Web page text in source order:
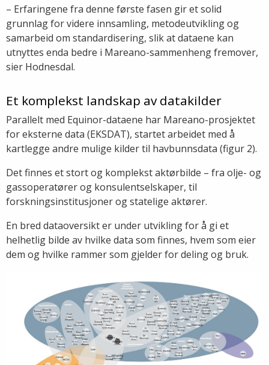
– Erfaringene fra denne første fasen gir et solid
grunnlag for videre innsamling, metodeutvikling og
samarbeid om standardisering, slik at dataene kan
utnyttes enda bedre i Mareano-sammenheng fremover,
sier Hodnesdal.
Et komplekst landskap av datakilder
Parallelt med Equinor-dataene har Mareano-prosjektet
for eksterne data (EKSDAT), startet arbeidet med å
kartlegge andre mulige kilder til havbunnsdata (figur 2).
Det finnes et stort og komplekst aktørbilde – fra olje- og
gassoperatører og konsulentselskaper, til
forskningsinstitusjoner og statelige aktører.
En bred dataoversikt er under utvikling for å gi et
helhetlig bilde av hvilke data som finnes, hvem som eier
dem og hvilke rammer som gjelder for deling og bruk.